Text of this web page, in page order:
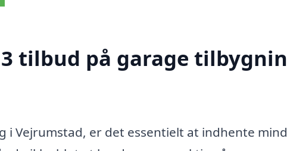
tilbud på garage
i Vejrumstad, er det essentielt at indhente